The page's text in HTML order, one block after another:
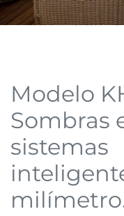
Modelo
Sombras
sistemas